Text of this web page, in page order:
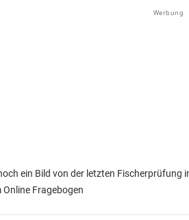
Werbung
ein Bild von der letzten
Fragebogen